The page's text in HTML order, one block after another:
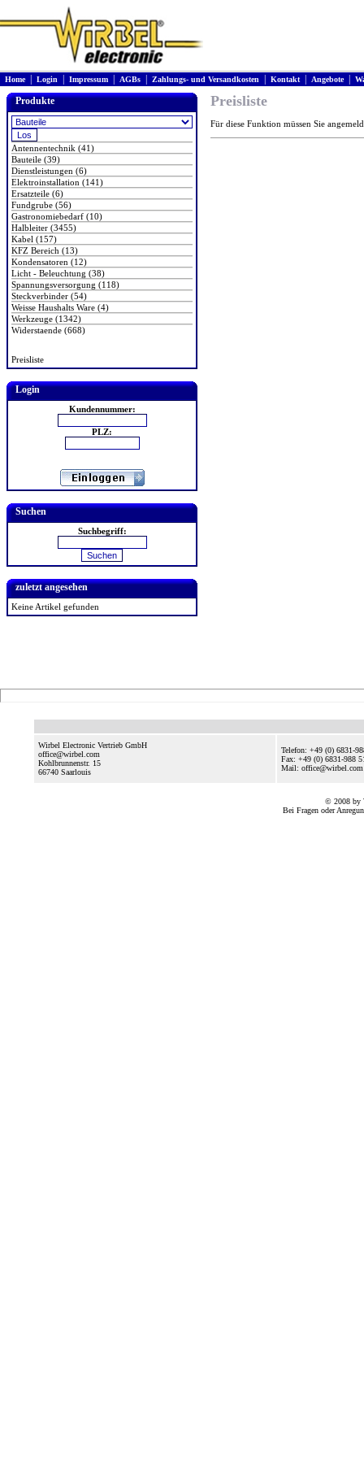
Home| Login Impressum AGBs Zahlungs- und Versandkosten Kontakt| Angebote|
Produkte
Antennentechnik (41)
Bauteile (39)
Dienstleistungen (6)
Elektroinstallation (141)
Ersatzteile (6)
Fundgrube (56)
Gastronomiebedarf (10)
Halbleiter (3455)
Kabel (157)
KFZ Bereich (13)
Kondensatoren (12)
Licht - Beleuchtung (38)
Spannungsversorgung (118)
Steckverbinder (54)
Weisse Haushalts Ware (4)
Werkzeuge (1342)
Widerstaende (668)
Preisliste
Login
Kundennummer:
PLZ:
Suchen
Suchbegriff:
zuletzt angesehen
Keine Artikel gefunden
Preisliste
Für diese Funktion müssen Sie
Wirbel Electronic Vertrieb GmbH
office@wirbel.com
Kohlbrunnenstr. 15
66740 Saarlouis
Telefon: +49 (0) 6831-
Fax: +49 (0) 6831-988
Mail: office@wirbel.com
© 2008 by
Bei Fragen oder